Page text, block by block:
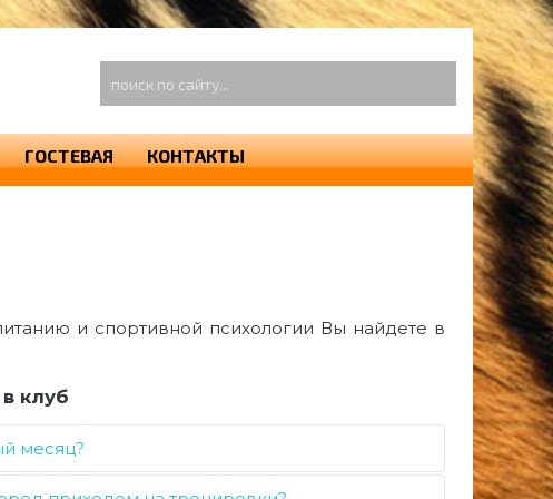
ГОСТЕВАЯ КОНТАКТЫ
и спортивной психологии Вы найдете в
клуб
месяц?